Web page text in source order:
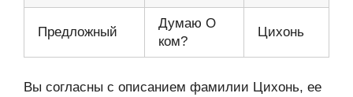
Предложный
Думаю О
ком?
Цихонь
Вы согласны с описанием фамилии Цихонь, ее